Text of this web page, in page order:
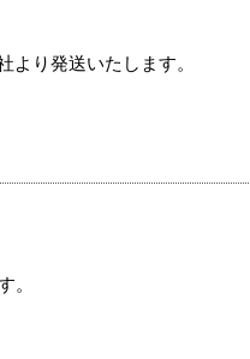
り発送いたします。
。